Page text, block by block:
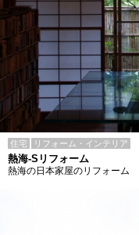
住宅 リフォーム・インテリア
熱海-Sリフォーム
熱海の日本家屋のリフォーム